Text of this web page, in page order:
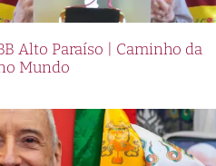
Alto Paraíso | Caminho da
Mundo